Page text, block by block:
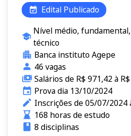
Edital Publicado
Nível médio,
técnico
Banca instituto Agepe
46 vagas
Salários de R$ 971,42 à
Prova dia 13/10/2024
Inscrições de 05/07/2024
168 horas de estudo
8 disciplinas